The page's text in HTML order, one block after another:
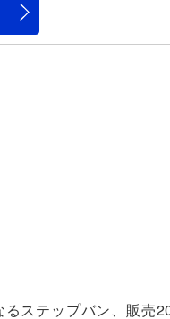
ステップバン、販売